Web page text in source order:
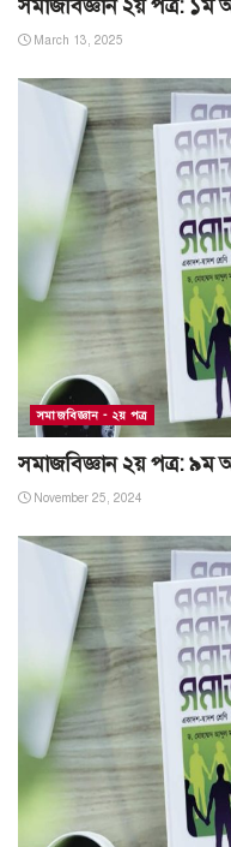
সমাজবিজ্ঞান ২য় পত্র: ১ম
March 13, 2025
সমাজবিজ্ঞান - ২য় পত্র
সমাজবিজ্ঞান ২য় পত্র: ৯ম
November 25, 2024